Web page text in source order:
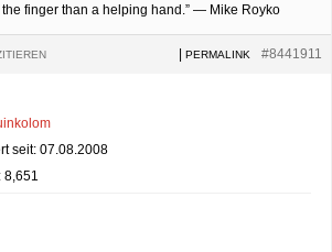
finger than a helping hand.” — Mike Royko
#8441911
PERMALINK
seit: 07.08.2008
8,651